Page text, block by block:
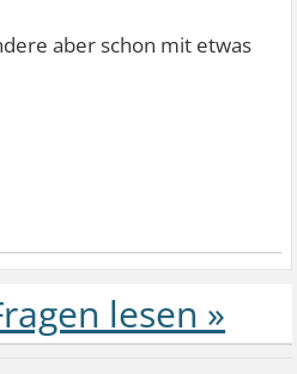
aber schon mit etwas